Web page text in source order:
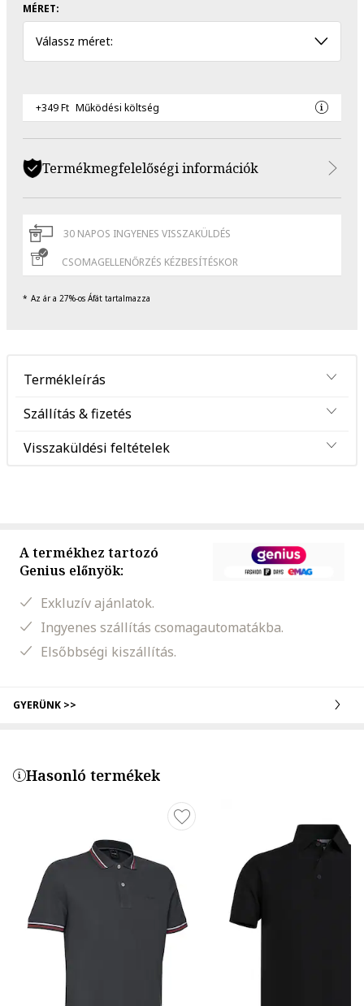
MÉRET:
Válassz méret:
+349 Ft Működési költség
Termékmegfelelőségi információk
30 NAPOS INGYENES VISSZAKÜLDÉS
CSOMAGELLENŐRZÉS KÉZBESÍTÉSKOR
Az ár a 27%-os Áfát tartalmazza
Termékleírás
Szállítás & fizetés
Visszaküldési feltételek
A termékhez tartozó
Genius előnyök:
Exkluzív ajánlatok.
Ingyenes szállítás csomagautomatákba.
Elsőbbségi kiszállítás.
GYERÜNK >>
Hasonló termékek